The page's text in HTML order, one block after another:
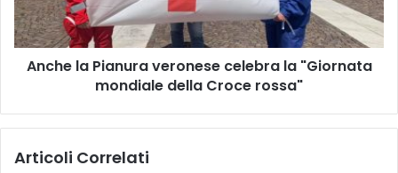
"Giornata
mondiale
della
Croce
Anche la Pianura veronese celebra la "Giornata
mondiale della Croce rossa"
Articoli Correlati